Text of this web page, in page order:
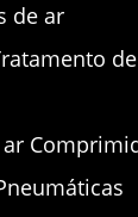
de ar
ar